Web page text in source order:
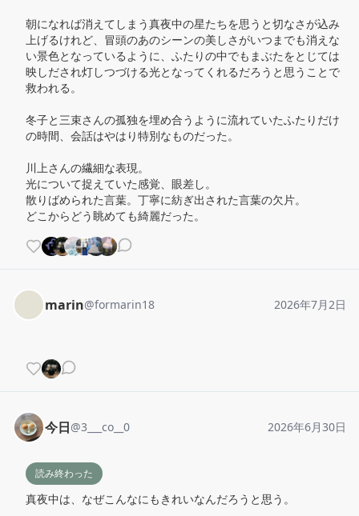
朝になれば消えてしまう真夜中の星たちを思うと切なさが込み
上げるけれど、冒頭のあのシーンの美しさがいつまでも消えな
い景色となっているように、ふたりの中でもまぶたをとじては
映しだされ灯しつづける光となってくれるだろうと思うことで
救われる。
冬子と三束さんの孤独を埋め合うように流れていたふたりだけ
の時間、会話はやはり特別なものだった。
川上さんの繊細な表現。
光について捉えていた感覚、眼差し。
散りばめられた言葉。丁寧に紡ぎ出された言葉の欠片。
どこからどう眺めても綺麗だった。
marin@formarin18 2026年7月2日
今日@3___co__0 2026年6月30日
読み終わった
真夜中は、なぜこんなにもきれいなんだろうと思う。